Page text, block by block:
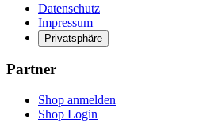
Datenschutz
Impressum
Privatsphäre
Partner
Shop anmelden
Shop Login